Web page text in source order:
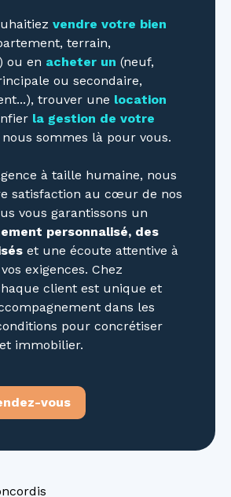
vendre votre bien
terrain,
ou en acheter un (neuf,
ou secondaire,
trouver une location
la gestion de votre
nous sommes là pour vous.
à taille humaine, nous
satisfaction au cœur de nos
vous garantissons un
personnalisé, des
et une écoute attentive à
exigences. Chez
client est unique et
dans les
pour concrétiser
immobilier.
vous